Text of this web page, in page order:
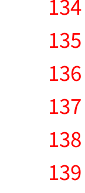
134
135
136
137
138
139